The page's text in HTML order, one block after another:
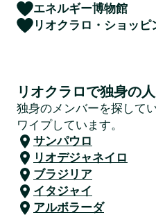
エネルギー博物館
リオクラロ・ショッピ
リオクラロで独身の
独身のメンバーを探して
ワイプしています。
サンパウロ
リオデジャネイロ
ブラジリア
イタジャイ
アルボラーダ